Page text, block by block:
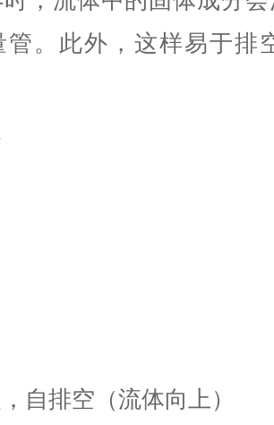
管。此外，这样易于排
自排空（流体向上）